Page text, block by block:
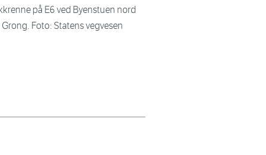
på E6 ved Byenstuen nord
Foto: Statens vegvesen